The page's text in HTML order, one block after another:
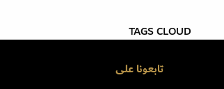
TAGS CLOUD
تابعونا على